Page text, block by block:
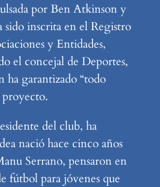
por Ben Atkinson y
sido inscrita en el Registro
y Entidades,
el concejal de Deportes,
ha garantizado “todo
proyecto.
del club, ha
nació hace cinco años
Serrano, pensaron en
fútbol para jóvenes que